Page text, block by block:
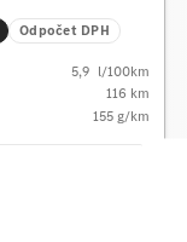
Odpočet DPH
5,9 l/100km
116 km
155 g/km